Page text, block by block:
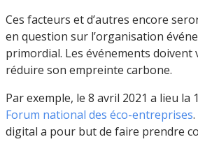
Ces facteurs et d’autres encore
en question sur l’organisation
primordial. Les événements
réduire son empreinte carbone.
Par exemple, le 8 avril 2021 a lieu la
Forum national des éco-entreprises
digital a pour but de faire prendre